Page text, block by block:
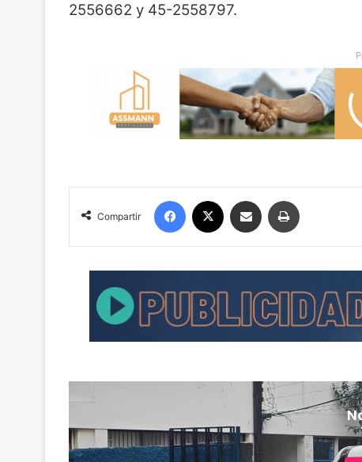
2556662 y 45-2558797.
Compartir